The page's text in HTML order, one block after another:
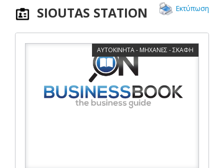
SIOUTAS STATION Εκτύπωση
ΑΥΤΟΚΙΝΗΤΑ - ΜΗΧΑΝΕΣ - ΣΚΑΦΗ